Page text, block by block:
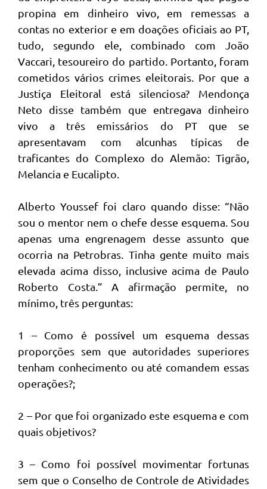
propina em dinheiro vivo, em remessas a
contas no exterior e em doações oficiais ao PT,
tudo, segundo ele, combinado com João
Vaccari, tesoureiro do partido. Portanto, foram
cometidos vários crimes eleitorais. Por que a
Justiça Eleitoral está silenciosa? Mendonça
Neto disse também que entregava dinheiro
vivo a três emissários do PT que se
apresentavam com alcunhas típicas de
traficantes do Complexo do Alemão: Tigrão,
Melancia e Eucalipto.
Alberto Youssef foi claro quando disse: “Não
sou o mentor nem o chefe desse esquema. Sou
apenas uma engrenagem desse assunto que
ocorria na Petrobras. Tinha gente muito mais
elevada acima disso, inclusive acima de Paulo
Roberto Costa.” A afirmação permite, no
mínimo, três perguntas:
1 – Como é possível um esquema dessas
proporções sem que autoridades superiores
tenham conhecimento ou até comandem essas
operações?;
2 – Por que foi organizado este esquema e com
quais objetivos?
3 – Como foi possível movimentar fortunas
sem que o Conselho de Controle de Atividades